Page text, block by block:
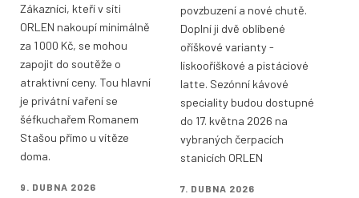
Zákazníci, kteří v síti
ORLEN nakoupí minimálně
za 1 000 Kč, se mohou
zapojit do soutěže o
atraktivní ceny. Tou hlavní
je privátní vaření se
šéfkuchařem Romanem
Stašou přímo u vítěze
doma.
9. DUBNA 2026
povzbuzení a nové chutě.
Doplní ji dvě oblíbené
oříškové varianty -
lískooříškové a pistáciové
latte. Sezónní kávové
speciality budou dostupné
do 17. května 2026 na
vybraných čerpacích
stanicích ORLEN
7. DUBNA 2026